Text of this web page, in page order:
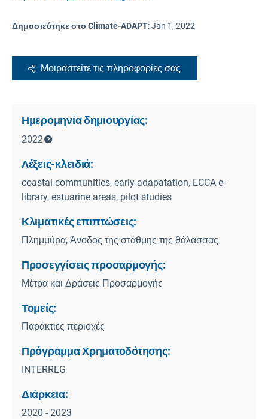
Δημοσιεύτηκε στο Climate-ADAPT:Jan 1, 2022
Μοιραστείτε τις πληροφορίες σας
Ημερομηνία δημιουργίας:
2022
Λέξεις-κλειδιά:
coastal communities, early adapatation, ECCA e-
library, estuarine areas, pilot studies
Κλιματικές επιπτώσεις:
Πλημμύρα, Άνοδος της στάθμης της θάλασσας
Προσεγγίσεις προσαρμογής:
Μέτρα και Δράσεις Προσαρμογής
Τομείς:
Παράκτιες περιοχές
Πρόγραμμα Χρηματοδότησης:
INTERREG
Διάρκεια:
2020 - 2023